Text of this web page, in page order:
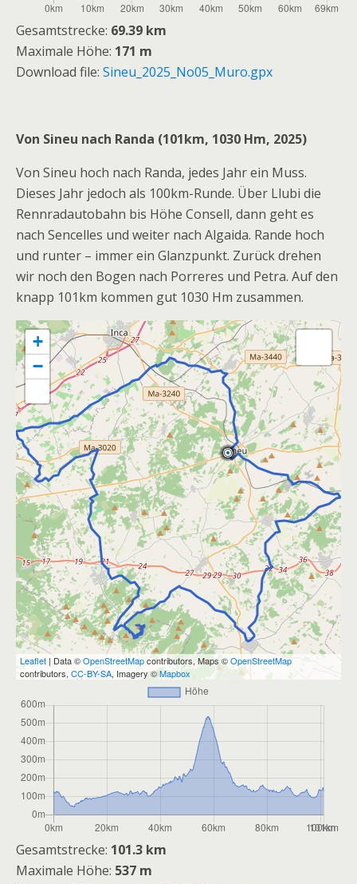
Gesamtstrecke: 69.39 km
Maximale Höhe: 171 m
Download file: Sineu_2025_No05_Muro.gpx
Von Sineu nach Randa (101km, 1030 Hm, 2025)
Von Sineu hoch nach Randa, jedes Jahr ein Muss.
Dieses Jahr jedoch als 100km-Runde. Über Llubi die
Rennradautobahn bis Höhe Consell, dann geht es
nach Sencelles und weiter nach Algaida. Rande hoch
und runter – immer ein Glanzpunkt. Zurück drehen
wir noch den Bogen nach Porreres und Petra. Auf den
knapp 101km kommen gut 1030 Hm zusammen.
+
−
Leaflet | Data ©OpenStreetMapcontributors, Maps ©OpenStreetMap
contributors, CC-BY-SA, Imagery ©Mapbox
Gesamtstrecke: 101.3 km
Maximale Höhe: 537 m